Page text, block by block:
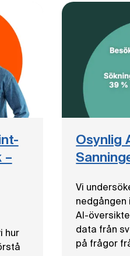
–
hur
Osynlig
Vi
nedgången
AI-
data från
på frågor